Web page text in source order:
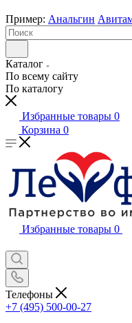
Пример: Анальгин
Каталог
По всему сайту
По каталогу
Избранные товары 0
Корзина 0
Избранные товары 0
Телефоны
+7 (495) 500-00-27